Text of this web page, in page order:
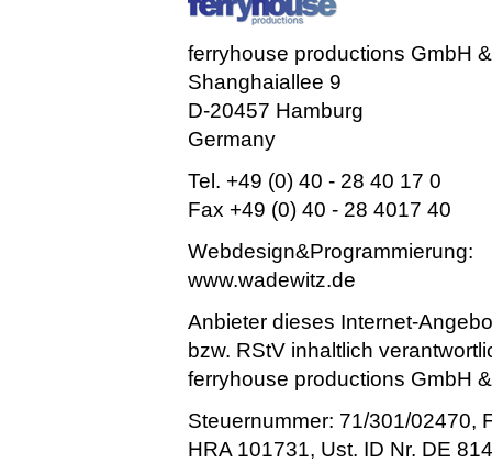
ferryhouse productions GmbH
Shanghaiallee 9
D-20457 Hamburg
Germany
Tel. +49 (0) 40 - 28 40 17 0
Fax +49 (0) 40 - 28 4017 40
Webdesign&Programmierung:
www.wadewitz.de
Anbieter dieses Internet-
bzw. RStV inhaltlich
ferryhouse productions GmbH
Steuernummer: 71/301/02470,
HRA 101731, Ust. ID Nr. DE